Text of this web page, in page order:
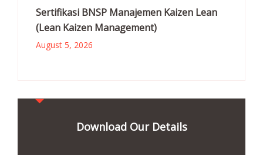
Sertifikasi BNSP Manajemen Kaizen Lean
(Lean Kaizen Management)
August 5, 2026
Download Our Details